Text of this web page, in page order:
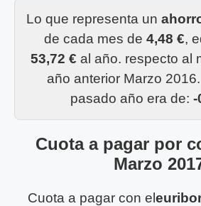
Lo que representa un
de cada mes de 4,48 €,
53,72 € al año. respecto al
año anterior Marzo
pasado año era de: -
Cuota a pagar por
Marzo
Cuota a pagar con el